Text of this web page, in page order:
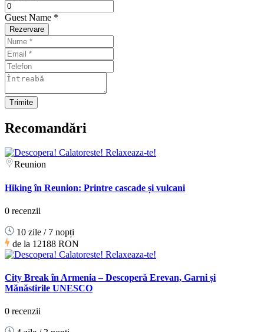
Guest Name *
Rezervare
Recomandări
Reunion
Hiking în Reunion: Printre cascade și vulcani
0 recenzii
10 zile / 7 nopți
de la 12188 RON
City Break în Armenia – Descoperă Erevan, Garni și
Mănăstirile UNESCO
0 recenzii